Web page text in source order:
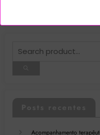
Acompanhamento